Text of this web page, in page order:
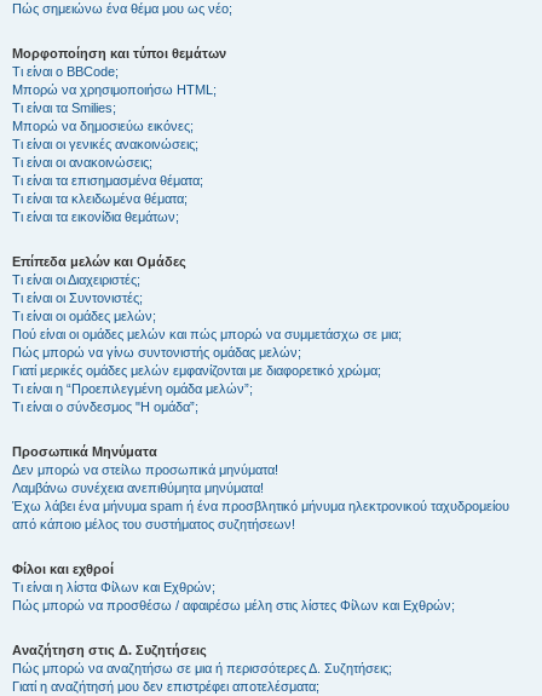
Πώς σημειώνω ένα θέμα μου ως νέο;
Μορφοποίηση και τύποι θεμάτων
Τι είναι ο BBCode;
Μπορώ να χρησιμοποιήσω HTML;
Τι είναι τα Smilies;
Μπορώ να δημοσιεύω εικόνες;
Τι είναι οι γενικές ανακοινώσεις;
Τι είναι οι ανακοινώσεις;
Τι είναι τα επισημασμένα θέματα;
Τι είναι τα κλειδωμένα θέματα;
Τι είναι τα εικονίδια θεμάτων;
Επίπεδα μελών και Ομάδες
Τι είναι οι Διαχειριστές;
Τι είναι οι Συντονιστές;
Τι είναι οι ομάδες μελών;
Πού είναι οι ομάδες μελών και πώς μπορώ να συμμετάσχω σε μια;
Πώς μπορώ να γίνω συντονιστής ομάδας μελών;
Γιατί μερικές ομάδες μελών εμφανίζονται με διαφορετικό χρώμα;
Τι είναι η “Προεπιλεγμένη ομάδα μελών”;
Τι είναι ο σύνδεσμος "Η ομάδα”;
Προσωπικά Μηνύματα
Δεν μπορώ να στείλω προσωπικά μηνύματα!
Λαμβάνω συνέχεια ανεπιθύμητα μηνύματα!
Έχω λάβει ένα μήνυμα spam ή ένα προσβλητικό μήνυμα ηλεκτρονικού ταχυδρομείου
από κάποιο μέλος του συστήματος συζητήσεων!
Φίλοι και εχθροί
Τι είναι η λίστα Φίλων και Εχθρών;
Πώς μπορώ να προσθέσω / αφαιρέσω μέλη στις λίστες Φίλων και Εχθρών;
Αναζήτηση στις Δ. Συζητήσεις
Πώς μπορώ να αναζητήσω σε μια ή περισσότερες Δ. Συζητήσεις;
Γιατί η αναζήτησή μου δεν επιστρέφει αποτελέσματα;